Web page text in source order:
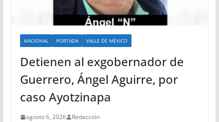
NACIONAL PORTADA VALLE DE MÉXICO
Detienen al exgobernador de
Guerrero, Ángel Aguirre, por
caso Ayotzinapa
agosto 6, 2026 Redacción